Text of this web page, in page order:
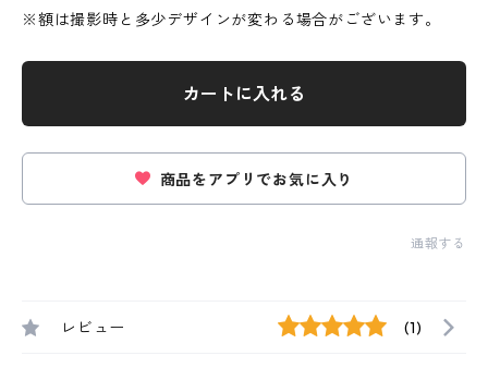
※額は撮影時と多少デザインが変わる場合がございます。
カートに入れる
商品をアプリでお気に入り
通報する
レビュー (1)